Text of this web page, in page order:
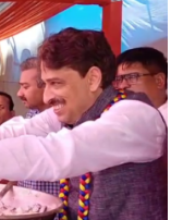
का
500
साल
पुराना
भूतेश्वर
महादेव
मंदिर,
जहां
मराठा